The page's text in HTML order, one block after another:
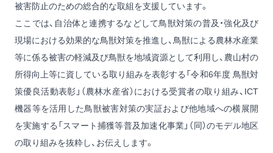
被害防止のための総合的な取組を支援しています。
ここでは、自治体と連携するなどして鳥獣対策の普及・強化及び
現場における効果的な鳥獣対策を推進し、鳥獣による農林水産業
等に係る被害の軽減及び鳥獣を地域資源として利用し、農山村の
所得向上等に資している取り組みを表彰する「令和6年度 鳥獣対
策優良活動表彰」（農林水産省）における受賞者の取り組み、ICT
機器等を活用した鳥獣被害対策の実証および他地域への横展開
を実施する「スマート捕獲等普及加速化事業」（同）のモデル地区
の取り組みを抜粋し、お伝えします。